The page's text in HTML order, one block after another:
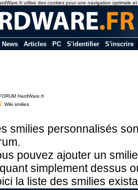
News Articles PC S'identifier S'inscrire
HardWare.fr
Wiki smilies
smilies personnalisés
pouvez ajouter un
simplement dessus
la liste des smilies
utilise des cookies pour une navigation optimale